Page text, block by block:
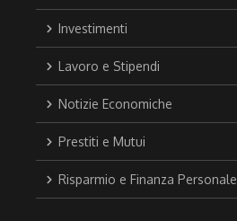
Investimenti
Lavoro e Stipendi
Notizie Economiche
Prestiti e Mutui
Risparmio e Finanza Personale